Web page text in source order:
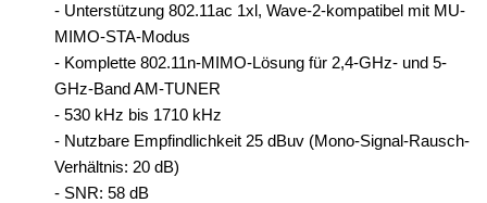
- Unterstützung 802.11ac 1xl, Wave-2-kompatibel mit MU-
MIMO-STA-Modus
- Komplette 802.11n-MIMO-Lösung für 2,4-GHz- und 5-
GHz-Band AM-TUNER
- 530 kHz bis 1710 kHz
- Nutzbare Empfindlichkeit 25 dBuv (Mono-Signal-Rausch-
Verhältnis: 20 dB)
- SNR: 58 dB